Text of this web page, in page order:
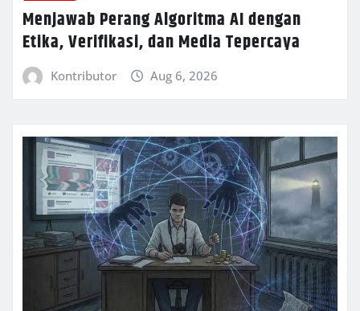
Menjawab Perang Algoritma AI dengan
Etika, Verifikasi, dan Media Tepercaya
Kontributor Aug 6, 2026